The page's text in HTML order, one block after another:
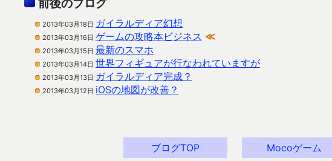
前後のブログ
2013年03月18日 ガイラルディア幻想
2013年03月16日 ゲームの攻略本ビジネス ≪
2013年03月15日 最新のスマホ
2013年03月14日 世界フィギュアが行なわれていますが
2013年03月13日 ガイラルディア完成？
2013年03月12日 iOSの地図が改善？
ブログTOP Mocoゲーム